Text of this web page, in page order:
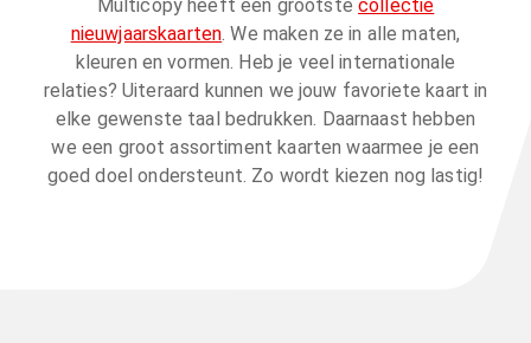
Multicopy heeft een grootste collectie
nieuwjaarskaarten. We maken ze in alle maten,
kleuren en vormen. Heb je veel internationale
relaties? Uiteraard kunnen we jouw favoriete kaart in
elke gewenste taal bedrukken. Daarnaast hebben
we een groot assortiment kaarten waarmee je een
goed doel ondersteunt. Zo wordt kiezen nog lastig!